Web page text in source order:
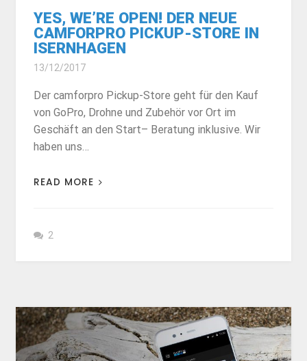
YES, WE’RE OPEN! DER NEUE
CAMFORPRO PICKUP-STORE IN
ISERNHAGEN
13/12/2017
Der camforpro Pickup-Store geht für den Kauf
von GoPro, Drohne und Zubehör vor Ort im
Geschäft an den Start– Beratung inklusive. Wir
haben uns…
READ MORE
2